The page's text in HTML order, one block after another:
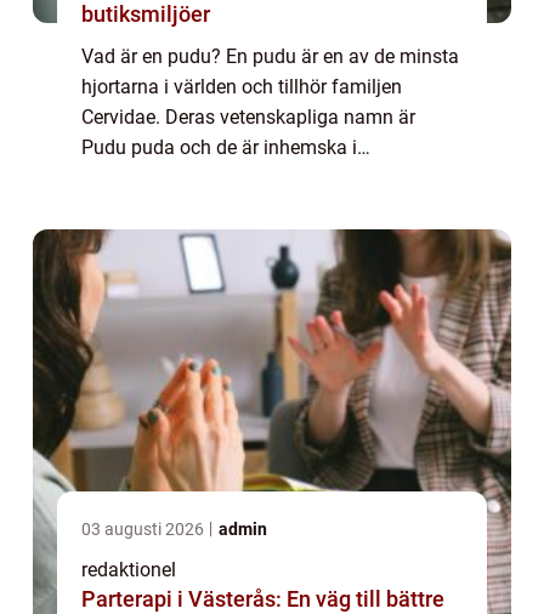
butiksmiljöer
Vad är en pudu? En pudu är en av de minsta
hjortarna i världen och tillhör familjen
Cervidae. Deras vetenskapliga namn är
Pudu puda och de är inhemska i
är kända...
03 augusti 2026 admin
redaktionel
Parterapi i Västerås: En väg till bättre